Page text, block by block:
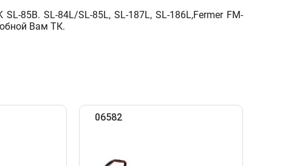
85B. SL-84L/SL-85L, SL-187L, SL-186L,Fermer FM-
Вам ТК.
06582